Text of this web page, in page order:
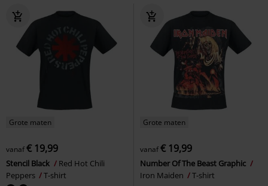
Grote maten
vanaf€ 19,99
Stencil Black
Red Hot Chili
Peppers
T-shirt
Grote maten
vanaf€ 19,99
Number Of The Beast Graphic
Iron Maiden
T-shirt